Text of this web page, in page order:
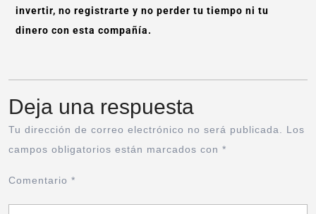
invertir, no registrarte y no perder tu tiempo ni tu
dinero con esta compañía.
Deja una respuesta
Tu dirección de correo electrónico no será publicada.
Los
campos obligatorios están marcados con *
Comentario *